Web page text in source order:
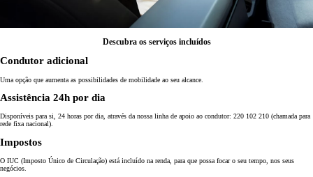
Descubra os serviços incluídos
Condutor adicional
Uma opção que aumenta as possibilidades de mobilidade ao seu alcance.
Assistência 24h por dia
Disponíveis para si, 24 horas por dia, através da nossa linha de apoio ao condutor: 220 102 210 (chamada para
rede fixa nacional).
Impostos
O IUC (Imposto Único de Circulação) está incluído na renda, para que possa focar o seu tempo, nos seus
negócios.